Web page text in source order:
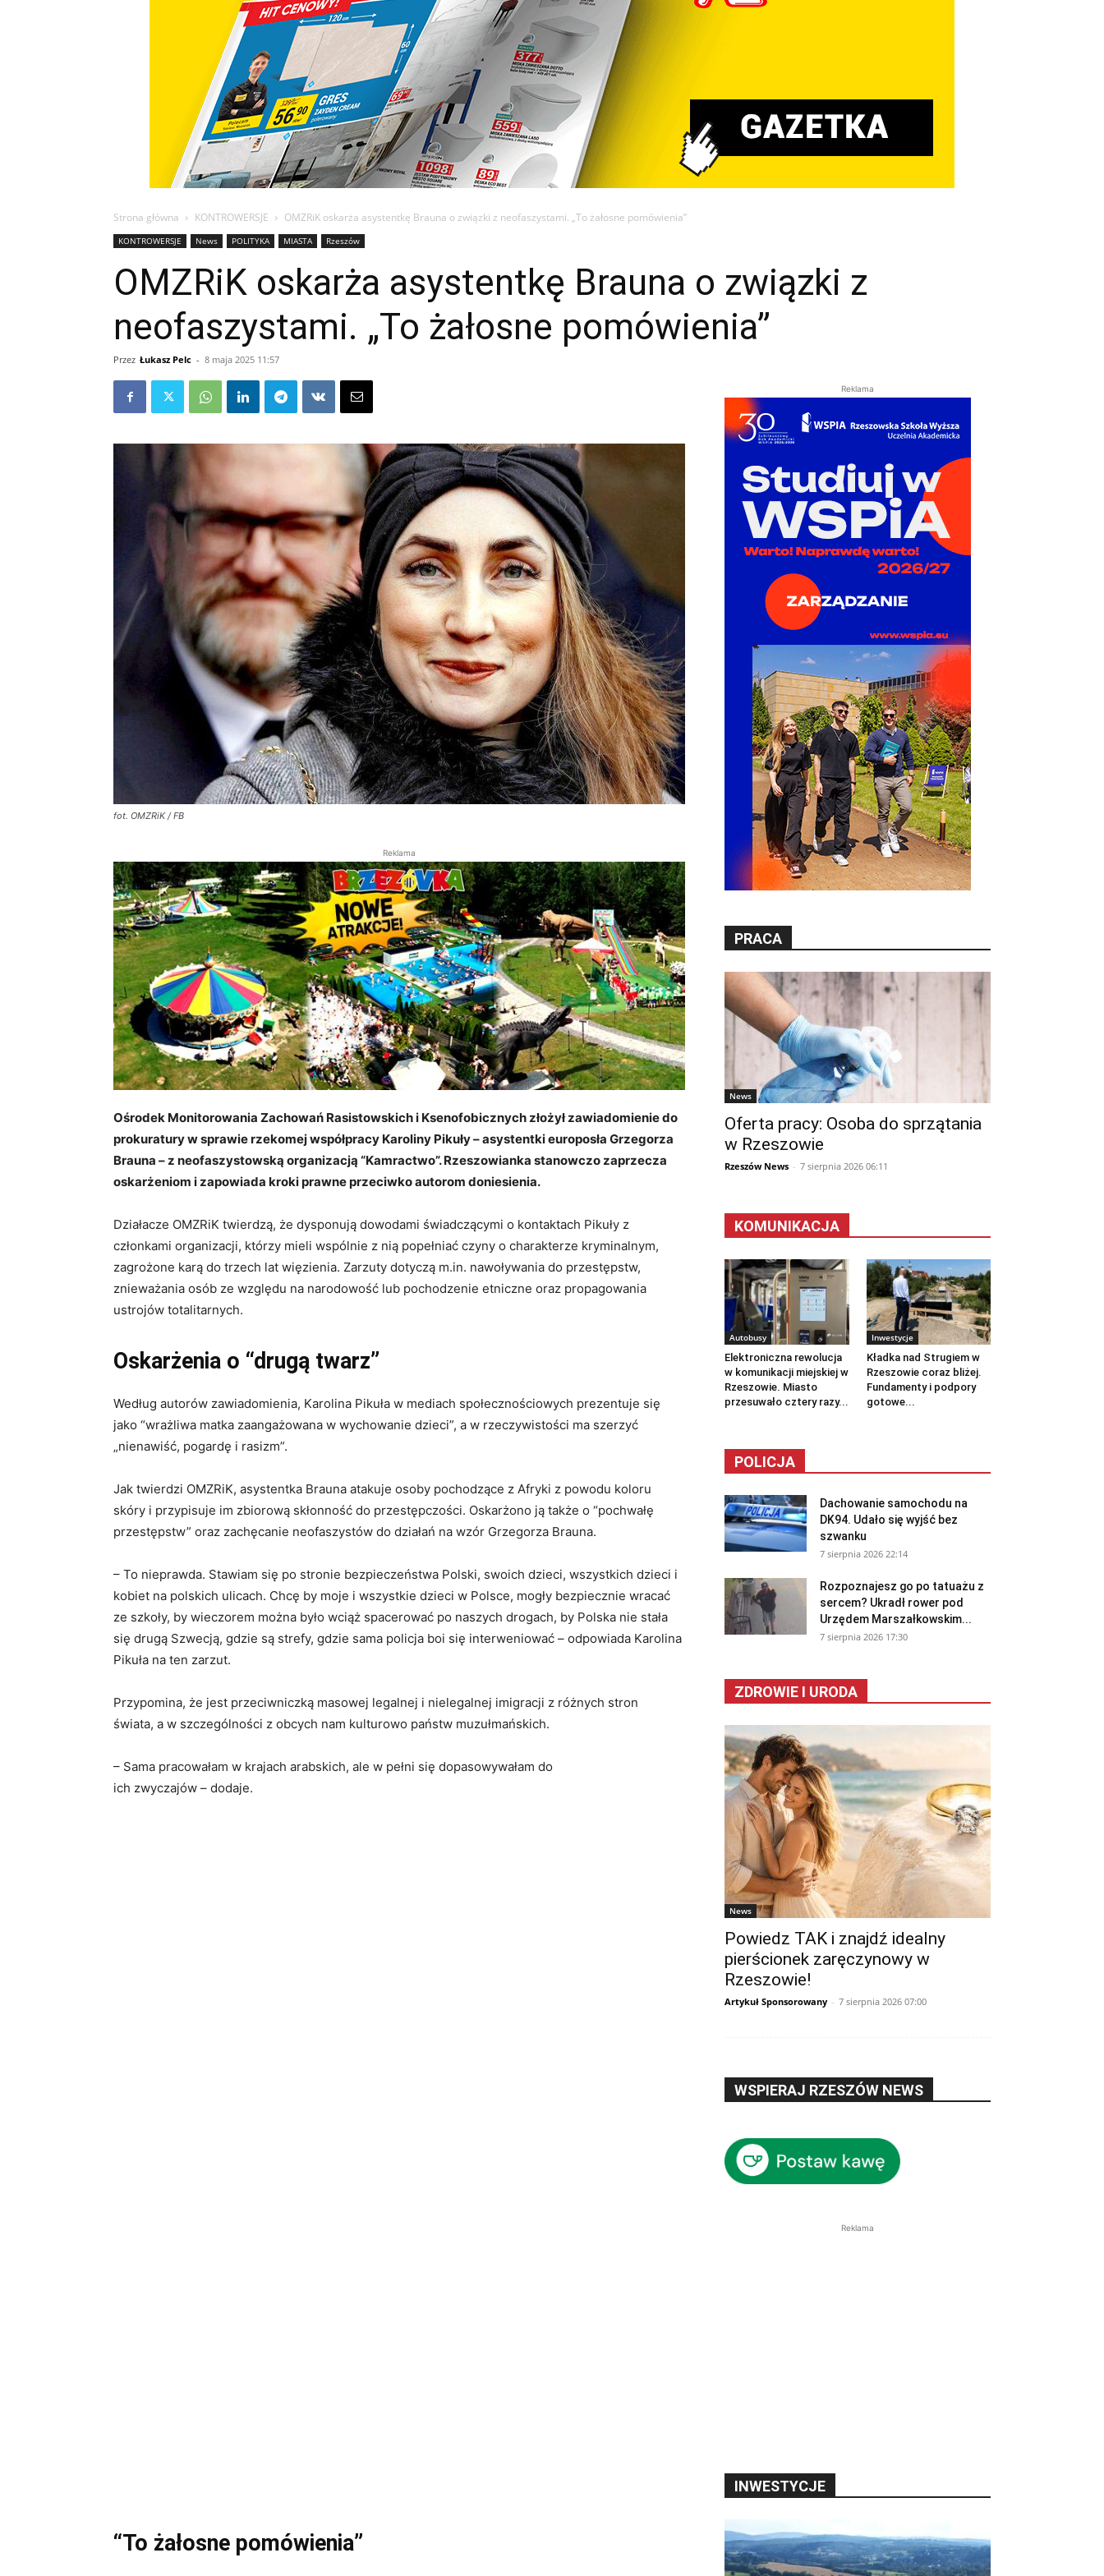
Strona główna KONTROWERSJE OMZRiK oskarża asystentkę Brauna o związki z neofaszystami. „To żałosne pomówienia”
KONTROWERSJE News POLITYKA MIASTA Rzeszów
OMZRiK oskarża asystentkę Brauna o związki z
neofaszystami. „To żałosne pomówienia”
Przez Łukasz Pelc - 8 maja 2025 11:57
fot. OMZRiK / FB
Reklama
Ośrodek Monitorowania Zachowań Rasistowskich i Ksenofobicznych złożył zawiadomienie do
prokuratury w sprawie rzekomej współpracy Karoliny Pikuły – asystentki europosła Grzegorza
Brauna – z neofaszystowską organizacją “Kamractwo”. Rzeszowianka stanowczo zaprzecza
oskarżeniom i zapowiada kroki prawne przeciwko autorom doniesienia.
Działacze OMZRiK twierdzą, że dysponują dowodami świadczącymi o kontaktach Pikuły z
członkami organizacji, którzy mieli wspólnie z nią popełniać czyny o charakterze kryminalnym,
zagrożone karą do trzech lat więzienia. Zarzuty dotyczą m.in. nawoływania do przestępstw,
znieważania osób ze względu na narodowość lub pochodzenie etniczne oraz propagowania
ustrojów totalitarnych.
Oskarżenia o “drugą twarz”
Według autorów zawiadomienia, Karolina Pikuła w mediach społecznościowych prezentuje się
jako “wrażliwa matka zaangażowana w wychowanie dzieci”, a w rzeczywistości ma szerzyć
„nienawiść, pogardę i rasizm”.
Jak twierdzi OMZRiK, asystentka Brauna atakuje osoby pochodzące z Afryki z powodu koloru
skóry i przypisuje im zbiorową skłonność do przestępczości. Oskarżono ją także o “pochwałę
przestępstw” oraz zachęcanie neofaszystów do działań na wzór Grzegorza Brauna.
– To nieprawda. Stawiam się po stronie bezpieczeństwa Polski, swoich dzieci, wszystkich dzieci i
kobiet na polskich ulicach. Chcę by moje i wszystkie dzieci w Polsce, mogły bezpiecznie wracać
ze szkoły, by wieczorem można było wciąż spacerować po naszych drogach, by Polska nie stała
się drugą Szwecją, gdzie są strefy, gdzie sama policja boi się interweniować – odpowiada Karolina
Pikuła na ten zarzut.
Przypomina, że jest przeciwniczką masowej legalnej i nielegalnej imigracji z różnych stron
świata, a w szczególności z obcych nam kulturowo państw muzułmańskich.
– Sama pracowałam w krajach arabskich, ale w pełni się dopasowywałam do
ich zwyczajów – dodaje.
“To żałosne pomówienia”
Reklama
PRACA
News
Oferta pracy: Osoba do sprzątania
w Rzeszowie
Rzeszów News - 7 sierpnia 2026 06:11
KOMUNIKACJA
Autobusy
Elektroniczna rewolucja
w komunikacji miejskiej w
Rzeszowie. Miasto
przesuwało cztery razy...
Inwestycje
Kładka nad Strugiem w
Rzeszowie coraz bliżej.
Fundamenty i podpory
gotowe...
POLICJA
Dachowanie samochodu na
DK94. Udało się wyjść bez
szwanku
7 sierpnia 2026 22:14
Rozpoznajesz go po tatuażu z
sercem? Ukradł rower pod
Urzędem Marszałkowskim...
7 sierpnia 2026 17:30
ZDROWIE I URODA
News
Powiedz TAK i znajdź idealny
pierścionek zaręczynowy w
Rzeszowie!
Artykuł Sponsorowany - 7 sierpnia 2026 07:00
WSPIERAJ RZESZÓW NEWS
Reklama
INWESTYCJE